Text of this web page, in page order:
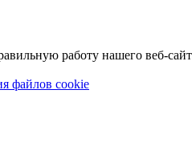
работу нашего веб-
файлов cookie